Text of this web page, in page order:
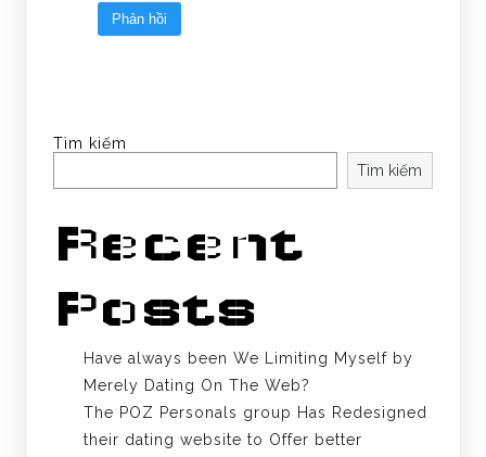
Tìm kiếm
Tìm kiếm
Recent
Posts
Have always been We Limiting Myself by
Merely Dating On The Web?
The POZ Personals group Has Redesigned
their dating website to Offer better